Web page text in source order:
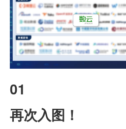
01
再次入图！